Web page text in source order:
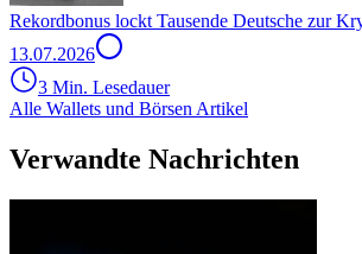
Rekordbonus lockt Tausende Deutsche zur
13.07.2026
3 Min. Lesedauer
Alle Wallets und Börsen Artikel
Verwandte Nachrichten